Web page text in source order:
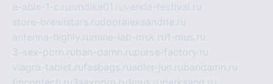
e-abis-1-c.rusindika01.ruvenda-festival.ru
store-brawlstars.rudooraleksandria.ru
antenna-highly.ru mine-lab-msk.ru1-mus.ru
3-sex-porn.ruban-damn.rupurse-factory.ru
viagra-tablet.rufasbags.ruadler-jun.rubandamn.ru